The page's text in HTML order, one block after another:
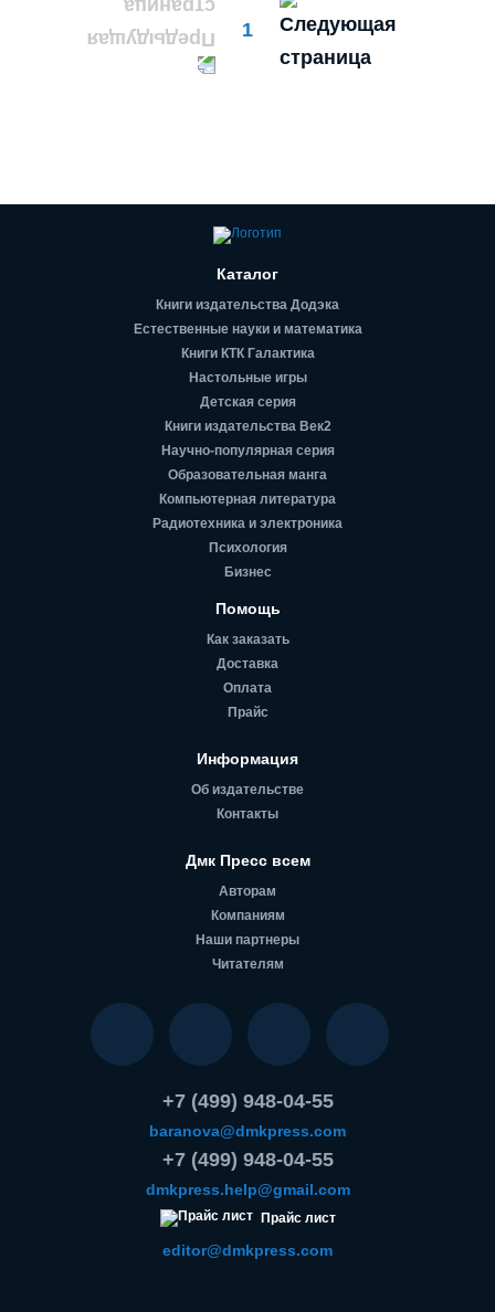
1
Каталог
Книги издательства Додэка
Естественные науки и математика
Книги КТК Галактика
Настольные игры
Детская серия
Книги издательства Век2
Научно-популярная серия
Образовательная манга
Компьютерная литература
Радиотехника и электроника
Психология
Бизнес
Помощь
Как заказать
Доставка
Оплата
Прайс
Информация
Об издательстве
Контакты
Дмк Пресс всем
Авторам
Компаниям
Наши партнеры
Читателям
+7 (499) 948-04-55
baranova@dmkpress.com
+7 (499) 948-04-55
dmkpress.help@gmail.com
Прайс лист
editor@dmkpress.com